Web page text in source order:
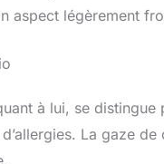
aspect légèrement
à lui, se
La gaze